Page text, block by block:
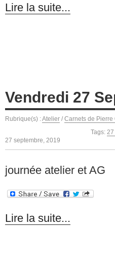
Lire la suite...
Vendredi 27
Rubrique(s) :Atelier / Carnets de
Tags: 27
27 septembre, 2019
journée atelier et AG
Lire la suite...